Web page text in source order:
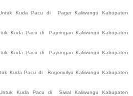
Kuda Pacu di Pager Kaliwungu
Kabupaten
Kuda Pacu di Papringan Kaliwungu
Kabupaten
Kuda Pacu di Payungan Kaliwungu
Kabupaten
Kuda Pacu di Rogomulyo Kaliwungu
Kabupaten
Kuda Pacu di Siwal Kaliwungu
Kabupaten